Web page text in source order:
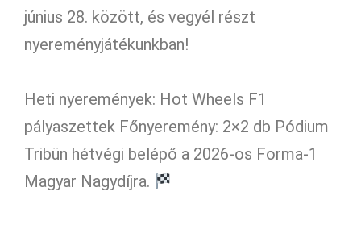
június 28. között, és vegyél részt
nyereményjátékunkban!
Heti nyeremények: Hot Wheels F1
pályaszettek Főnyeremény: 2×2 db Pódium
Tribün hétvégi belépő a 2026-os Forma-1
Magyar Nagydíjra.